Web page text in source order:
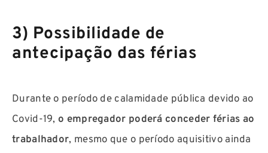
3) Possibilidade de
antecipação das férias
Durante o período de calamidade pública devido ao
Covid-19, o empregador poderá conceder férias ao
trabalhador, mesmo que o período aquisitivo ainda